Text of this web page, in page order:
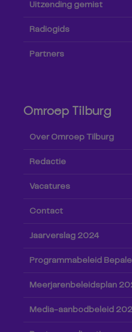
Uitzending gemist
Radiogids
Partners
Omroep Tilburg
Over Omroep Tilburg
Redactie
Vacatures
Contact
Jaarverslag 2024
Programmabeleid
Meerjarenbeleidsplan
Media-aanbodbeleid